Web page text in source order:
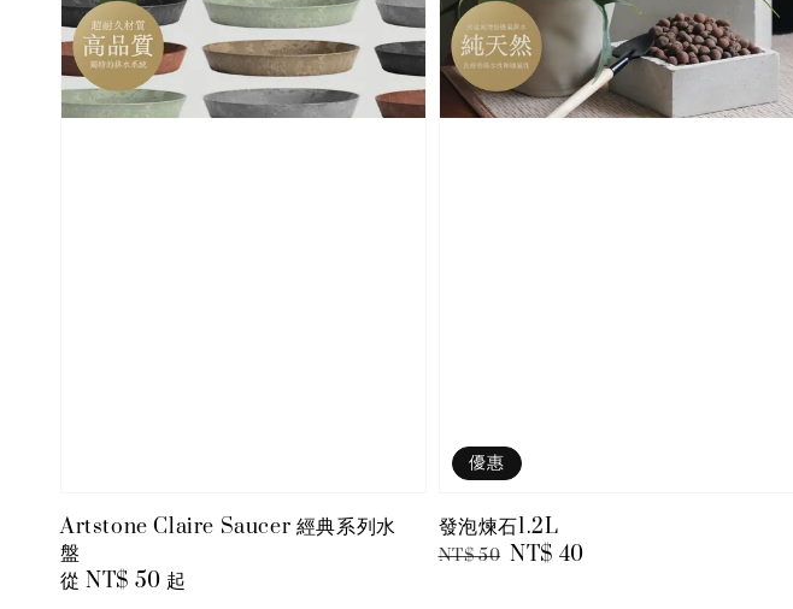
Artstone Claire Saucer 經典系列水
盤
Regular
從NT$ 50 起
優惠
發泡煉石1.2L
Regular
NT$ 50 Sale
NT$ 40